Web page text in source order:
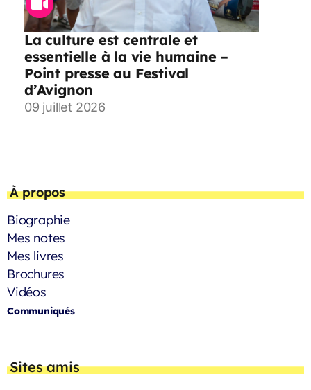
La culture est centrale et
essentielle à la vie humaine –
Point presse au Festival
d’Avignon
09 juillet 2026
À propos
Biographie
Mes notes
Mes livres
Brochures
Vidéos
Communiqués
Sites amis